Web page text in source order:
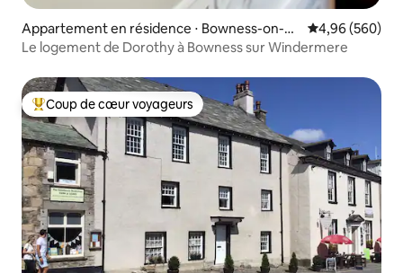
Appartement en résidence ⋅ Bowness-on-Wi
ndermere
Évaluation
4,96 (560)
Le logement de Dorothy à Bowness sur Windermere
Coups de cœur voyageurs les plus appréciés
Coup de cœur voyageurs